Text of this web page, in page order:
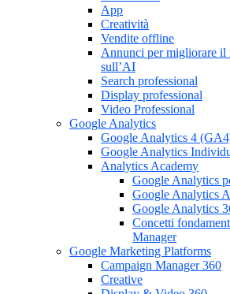
App
Creatività
Vendite offline
Annunci per migliorare il
sull’AI
Search professional
Display professional
Video Professional
Google Analytics
Google Analytics 4
Google Analytics
Analytics Academy
Google Analytics
Google Analytics
Google Analytics
Concetti
Manager
Google Marketing Platforms
Campaign Manager 360
Creative